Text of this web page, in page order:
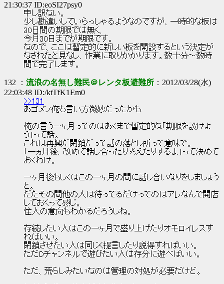
21:30:37 ID:eoSI27psy0
申し訳ない。
少し勘違いしていらっしゃるようなのですが、一時的な板は
30日間の期限では無く、
今月30日までが期限です。
なので、ここは暫定的に新しい板を開設するという決定が
なされたと見なし、作業に取りかかります。数十分～数時
間で完了します。
132 ： 流浪の名無し難民＠レンタ板避難所 ：2012/03/28(水)
22:03:48 ID:/ktTfK1Em0
>>131
あゴメン俺も言い方微妙だったかも
俺の言う一ヶ月ってのはあくまで暫定的な「期限を設けよ
う」って話。
これは再興だ閉鎖だって話の落とし所って意味で。
「一ヵ月後、改めて話し合ったり考えたりするよ」って決めて
おくわけ。
一ヶ月後もしくはこの一ヶ月の間に話し合いなりをしましょう
と。
だたその間他の人は待ってるだけってのはアレなんで開店
しておくって感じ。
住人の意向もわかるだろうしね。
存続したい人はこの一ヶ月で盛り上げたりオモロイレスす
ればいい。
閉鎖させたい人は同じく提言したり説得すればいい。
ただDチャンネルで遊びたい人は存分に遊べばいい。
ただ、荒らしみたいなのは管理の対処が必要だけど。